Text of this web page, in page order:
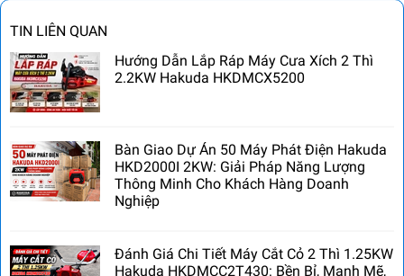
TIN LIÊN QUAN
Hướng Dẫn Lắp Ráp Máy Cưa Xích 2 Thì
2.2KW Hakuda HKDMCX5200
Bàn Giao Dự Án 50 Máy Phát Điện Hakuda
HKD2000I 2KW: Giải Pháp Năng Lượng
Thông Minh Cho Khách Hàng Doanh
Nghiệp
Đánh Giá Chi Tiết Máy Cắt Cỏ 2 Thì 1.25KW
Hakuda HKDMCC2T430: Bền Bỉ, Mạnh Mẽ,